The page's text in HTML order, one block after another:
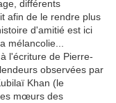
différents
afin de le rendre plus
d'amitié est ici
mélancolie...
l'écriture de Pierre-
observées par
Khan (le
mœurs des